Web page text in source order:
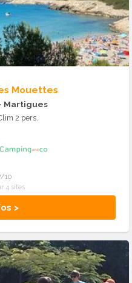
Mouettes
Martigues
2 pers.
>
10
4 sites